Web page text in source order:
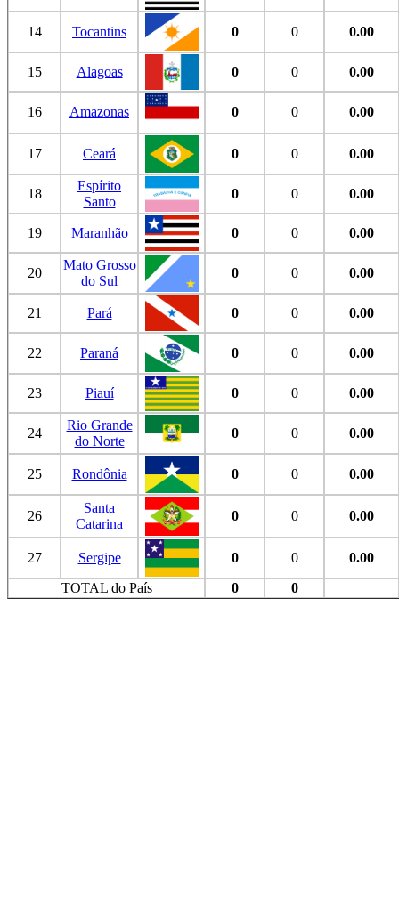
14 Tocantins 0 0 0.00
15 Alagoas 0 0 0.00
16 Amazonas 0 0 0.00
17 Ceará 0 0 0.00
18
Espírito
Santo
0 0 0.00
19 Maranhão 0 0 0.00
20
Mato Grosso
do Sul
0 0 0.00
21 Pará 0 0 0.00
22 Paraná 0 0 0.00
23 Piauí 0 0 0.00
24
Rio Grande
do Norte
0 0 0.00
25 Rondônia 0 0 0.00
26
Santa
Catarina
0 0 0.00
27 Sergipe 0 0
0.00
TOTAL do País
0 0